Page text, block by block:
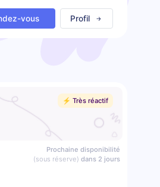
vous Profil
⚡️ Très réactif
Prochaine disponibilité
(sous réserve) dans 2 jours